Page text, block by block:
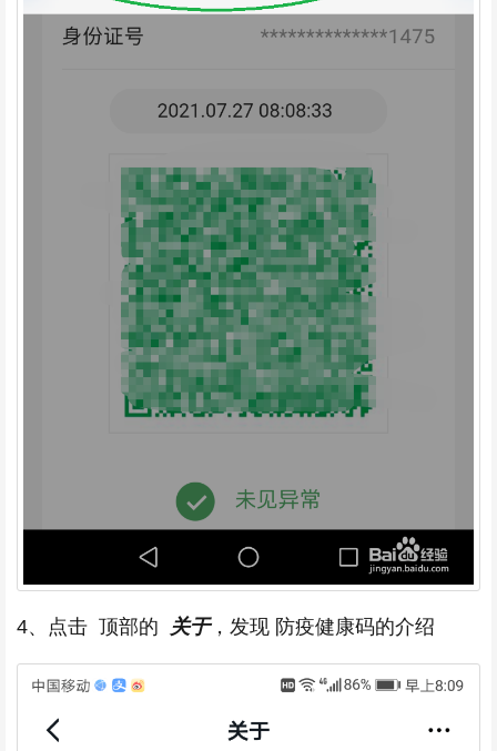
4、点击 顶部的 关于，发现 防疫健康码的介绍